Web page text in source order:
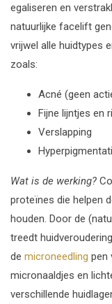
egaliseren en
natuurlijke facelift
vrijwel alle huidtypes
zoals:
Acné (geen
Fijne lijntjes en
Verslapping
Wat is de werking?
proteïnes die helpen
houden. Door de
treedt
de microneedling pen
micronaaldjes en
verschillende